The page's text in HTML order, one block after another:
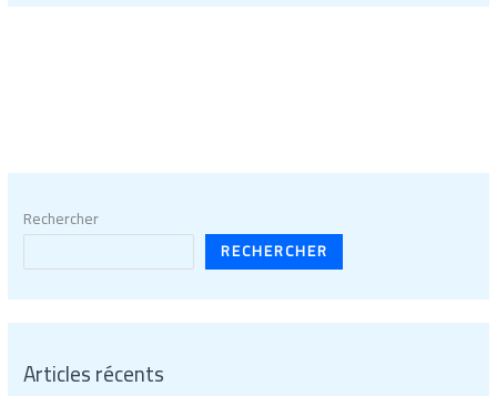
Rechercher
RECHERCHER
Articles récents